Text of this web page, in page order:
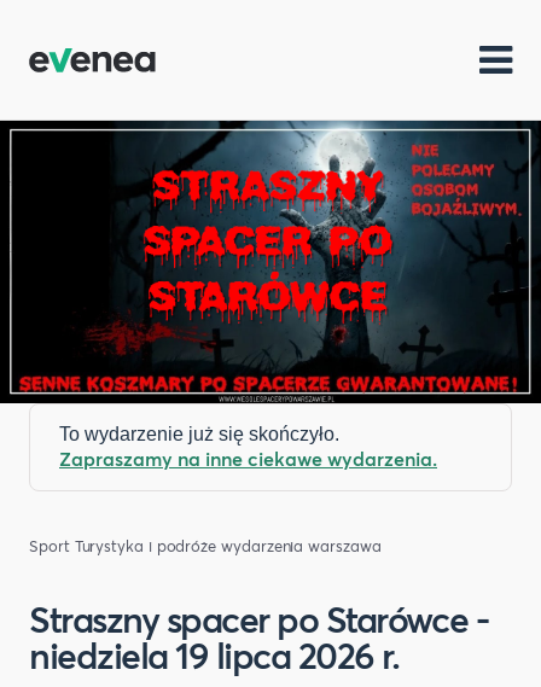
To wydarzenie już się skończyło.
Zapraszamy na inne ciekawe wydarzenia.
Sport Turystyka i podróże wydarzenia warszawa
Straszny spacer po Starówce -
niedziela 19 lipca 2026 r.